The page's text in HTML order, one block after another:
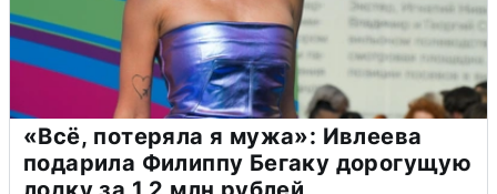
«Всё, потеряла я мужа»: Ивлеева
подарила Филиппу Бегаку дорогущую